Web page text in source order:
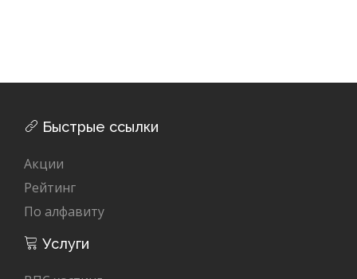
Быстрые ссылки
Акции
Рейтинг
По алфавиту
Услуги